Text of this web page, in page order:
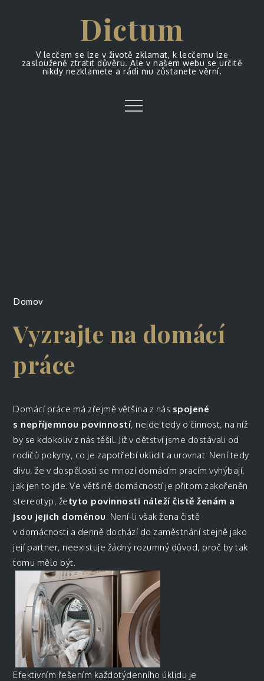
Dictum
V lecčem se lze v životě zklamat, k lecčemu lze
zaslouženě ztratit důvěru. Ale v našem webu se určitě
nikdy nezklamete a rádi mu zůstanete věrní.
Menu
Domov
Vyzrajte na domácí
práce
Domácí práce má zřejmě většina z nás spojené
s nepříjemnou povinností, nejde tedy o činnost, na níž
by se kdokoliv z nás těšil. Již v dětství jsme dostávali od
rodičů pokyny, co je zapotřebí uklidit a urovnat. Není tedy
divu, že v dospělosti se mnozí domácím pracím vyhýbají,
jak jen to jde. Ve většině domácností je přitom zakořeněn
stereotyp, žetyto povinnosti náleží čistě ženám a
jsou jejich doménou. Není-li však žena čistě
v domácnosti a denně dochází do zaměstnání stejně jako
její partner, neexistuje žádný rozumný důvod, proč by tak
tomu mělo být.
Efektivním řešením každotýdenního úklidu je